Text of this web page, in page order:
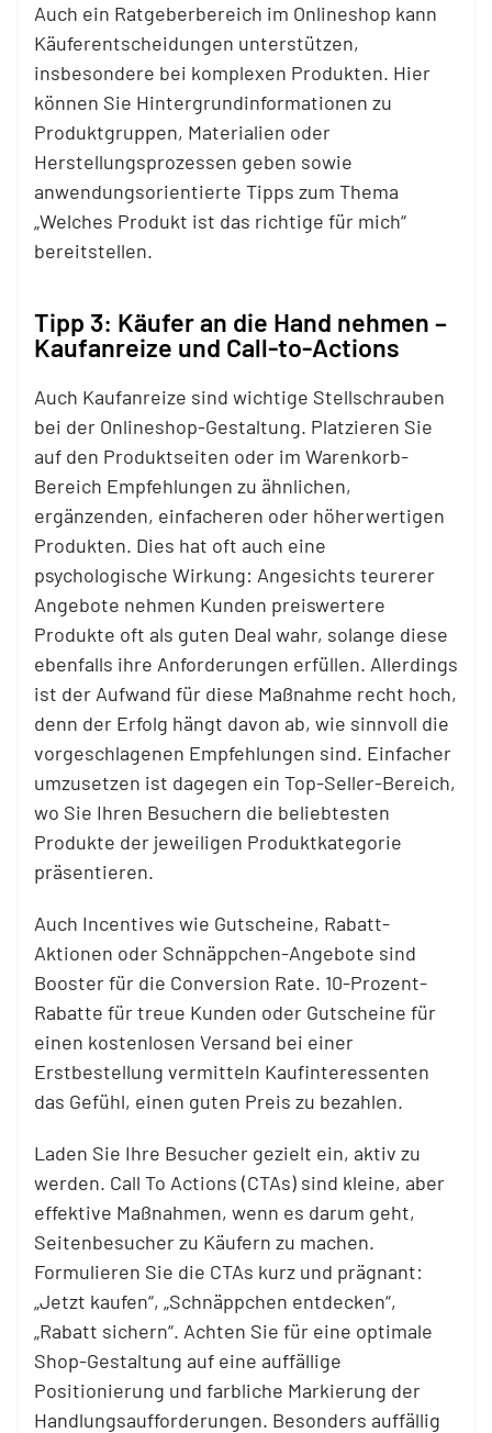
Auch ein Ratgeberbereich im Onlineshop kann
Käuferentscheidungen unterstützen,
insbesondere bei komplexen Produkten. Hier
können Sie Hintergrundinformationen zu
Produktgruppen, Materialien oder
Herstellungsprozessen geben sowie
anwendungsorientierte Tipps zum Thema
„Welches Produkt ist das richtige für mich“
bereitstellen.
Tipp 3: Käufer an die Hand nehmen –
Kaufanreize und Call-to-Actions
Auch Kaufanreize sind wichtige Stellschrauben
bei der Onlineshop-Gestaltung. Platzieren Sie
auf den Produktseiten oder im Warenkorb-
Bereich Empfehlungen zu ähnlichen,
ergänzenden, einfacheren oder höherwertigen
Produkten. Dies hat oft auch eine
psychologische Wirkung: Angesichts teurerer
Angebote nehmen Kunden preiswertere
Produkte oft als guten Deal wahr, solange diese
ebenfalls ihre Anforderungen erfüllen. Allerdings
ist der Aufwand für diese Maßnahme recht hoch,
denn der Erfolg hängt davon ab, wie sinnvoll die
vorgeschlagenen Empfehlungen sind. Einfacher
umzusetzen ist dagegen ein Top-Seller-Bereich,
wo Sie Ihren Besuchern die beliebtesten
Produkte der jeweiligen Produktkategorie
präsentieren.
Auch Incentives wie Gutscheine, Rabatt-
Aktionen oder Schnäppchen-Angebote sind
Booster für die Conversion Rate. 10-Prozent-
Rabatte für treue Kunden oder Gutscheine für
einen kostenlosen Versand bei einer
Erstbestellung vermitteln Kaufinteressenten
das Gefühl, einen guten Preis zu bezahlen.
Laden Sie Ihre Besucher gezielt ein, aktiv zu
werden. Call To Actions (CTAs) sind kleine, aber
effektive Maßnahmen, wenn es darum geht,
Seitenbesucher zu Käufern zu machen.
Formulieren Sie die CTAs kurz und prägnant:
„Jetzt kaufen“, „Schnäppchen entdecken“,
„Rabatt sichern“. Achten Sie für eine optimale
Shop-Gestaltung auf eine auffällige
Positionierung und farbliche Markierung der
Handlungsaufforderungen. Besonders auffällig